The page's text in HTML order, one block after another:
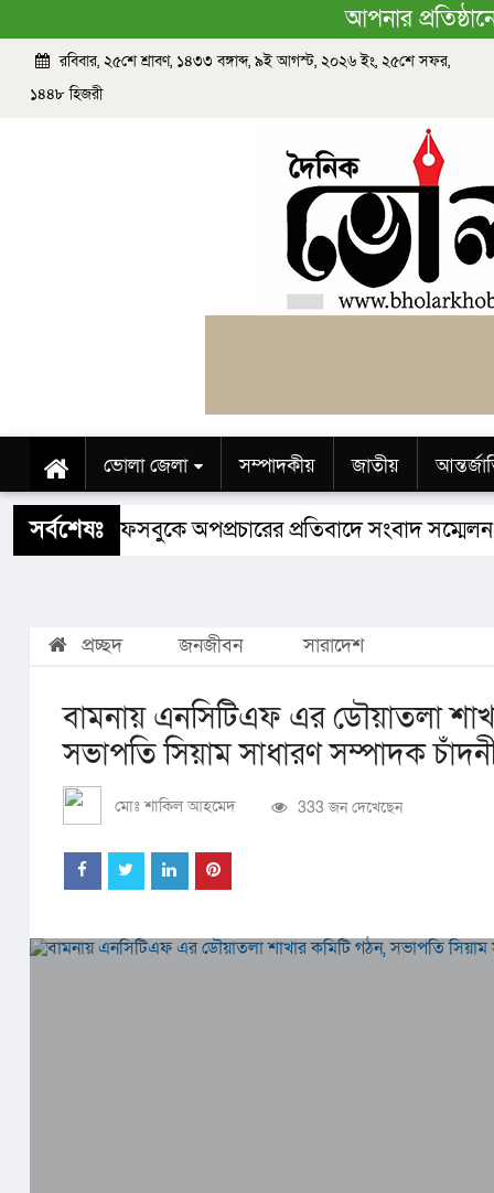
আপনার
রবিবার, ২৫শে শ্রাবণ, ১৪৩৩ বঙ্গাব্দ, ৯ই আগস্ট, ২০২৬ ইং, ২৫শে সফর,
১৪৪৮ হিজরী
ভোলা জেলা সম্পাদকীয় জাতীয়
শিক্ষাঙ্গন স্বাস্থ্য ধর্ম বিজ্ঞান ও প্রযুক্তি Buy
সর্বশেষঃ
নামে ফেসবুকে অপপ্রচারের প্রতিবাদে সংবাদ সম্মেলন
প্রচ্ছদ জনজীবন সারাদেশ
বামনায় এনসিটিএফ এর ডৌয়াতলা
সভাপতি সিয়াম সাধারণ সম্পাদক
মোঃ শাকিল আহমেদ 333 জন দেখেছেন